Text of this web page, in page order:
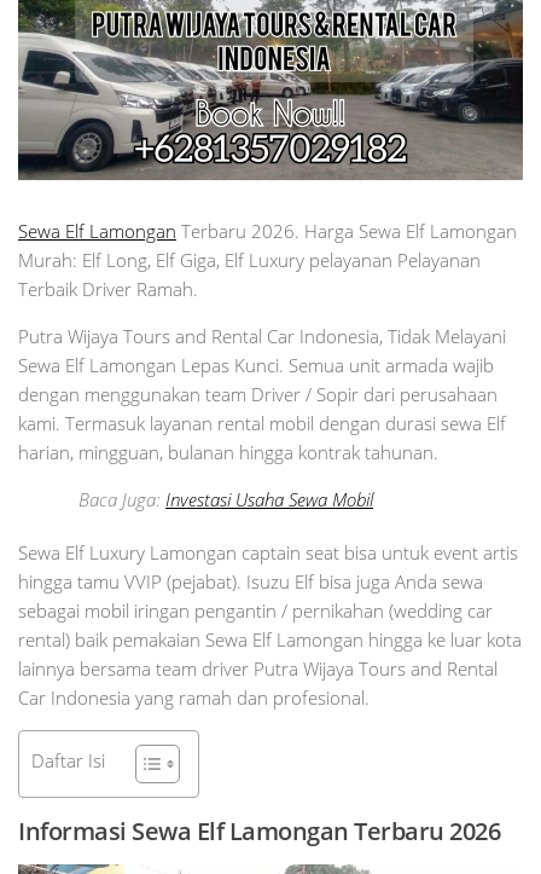
Sewa Elf Lamongan Terbaru 2026. Harga Sewa Elf Lamongan
Murah: Elf Long, Elf Giga, Elf Luxury pelayanan Pelayanan
Terbaik Driver Ramah.
Putra Wijaya Tours and Rental Car Indonesia, Tidak Melayani
Sewa Elf Lamongan Lepas Kunci. Semua unit armada wajib
dengan menggunakan team Driver / Sopir dari perusahaan
kami. Termasuk layanan rental mobil dengan durasi sewa Elf
harian, mingguan, bulanan hingga kontrak tahunan.
Baca Juga: Investasi Usaha Sewa Mobil
Sewa Elf Luxury Lamongan captain seat bisa untuk event artis
hingga tamu VVIP (pejabat). Isuzu Elf bisa juga Anda sewa
sebagai mobil iringan pengantin / pernikahan (wedding car
rental) baik pemakaian Sewa Elf Lamongan hingga ke luar kota
lainnya bersama team driver Putra Wijaya Tours and Rental
Car Indonesia yang ramah dan profesional.
Daftar Isi
Informasi Sewa Elf Lamongan Terbaru 2026